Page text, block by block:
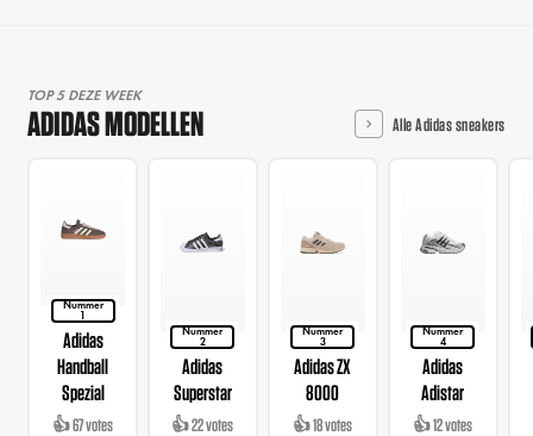
TOP 5 DEZE WEEK
ADIDAS MODELLEN Alle Adidas sneakers
Nummer
1
Adidas
Handball
Spezial
👍 67 votes
Nummer
2
Adidas
Superstar
👍 22 votes
Nummer
3
Adidas ZX
8000
👍 18 votes
Nummer
4
Adidas
Adistar
👍 12 votes